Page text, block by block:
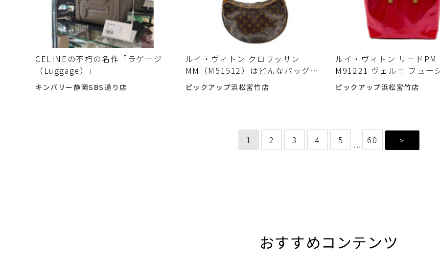
CELINEの不朽の名作「ラゲージ
（Luggage）」
キンバリー静岡SBS通り店
ルイ・ヴィトン クロワッサン
MM（M51512）はどんなバッグ？
中古で買うメリットと注意点 中古
で選ぶ前に確認したいポイント
ピックアップ浜松宮竹店
ルイ・ヴィトン リードPM
M91221 ヴェルニ フュー
荷しました♪
ピックアップ浜松宮竹店
1 2 3 4 5
…
60 >
おすすめコンテンツ